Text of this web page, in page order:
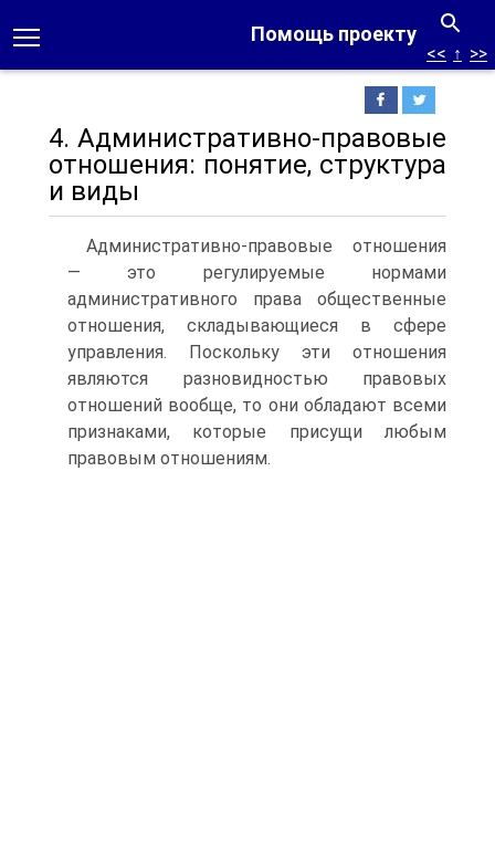
Помощь проекту
<< ↑ >>
4. Административно-правовые
отношения: понятие, структура
и виды
Административно-правовые отношения
— это регулируемые нормами
административного права общественные
отношения, складывающиеся в сфере
управления. Поскольку эти отношения
являются разновидностью правовых
отношений вообще, то они обладают всеми
признаками, которые присущи любым
правовым отношениям.